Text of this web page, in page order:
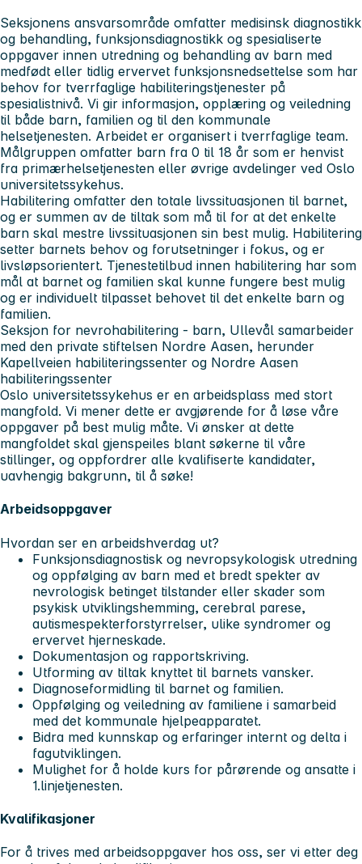
Seksjonens ansvarsområde omfatter medisinsk diagnostikk
og behandling, funksjonsdiagnostikk og spesialiserte
oppgaver innen utredning og behandling av barn med
medfødt eller tidlig ervervet funksjonsnedsettelse som har
behov for tverrfaglige habiliteringstjenester på
spesialistnivå. Vi gir informasjon, opplæring og veiledning
til både barn, familien og til den kommunale
helsetjenesten. Arbeidet er organisert i tverrfaglige team.
Målgruppen omfatter barn fra 0 til 18 år som er henvist
fra primærhelsetjenesten eller øvrige avdelinger ved Oslo
universitetssykehus.
Habilitering omfatter den totale livssituasjonen til barnet,
og er summen av de tiltak som må til for at det enkelte
barn skal mestre livssituasjonen sin best mulig. Habilitering
setter barnets behov og forutsetninger i fokus, og er
livsløpsorientert. Tjenestetilbud innen habilitering har som
mål at barnet og familien skal kunne fungere best mulig
og er individuelt tilpasset behovet til det enkelte barn og
familien.
Seksjon for nevrohabilitering - barn, Ullevål samarbeider
med den private stiftelsen Nordre Aasen, herunder
Kapellveien habiliteringssenter og Nordre Aasen
habiliteringssenter
Oslo universitetssykehus er en arbeidsplass med stort
mangfold. Vi mener dette er avgjørende for å løse våre
oppgaver på best mulig måte. Vi ønsker at dette
mangfoldet skal gjenspeiles blant søkerne til våre
stillinger, og oppfordrer alle kvalifiserte kandidater,
uavhengig bakgrunn, til å søke!
Arbeidsoppgaver
Hvordan ser en arbeidshverdag ut?
Funksjonsdiagnostisk og nevropsykologisk utredning
og oppfølging av barn med et bredt spekter av
nevrologisk betinget tilstander eller skader som
psykisk utviklingshemming, cerebral parese,
autismespekterforstyrrelser, ulike syndromer og
ervervet hjerneskade.
Dokumentasjon og rapportskriving.
Utforming av tiltak knyttet til barnets vansker.
Diagnoseformidling til barnet og familien.
Oppfølging og veiledning av familiene i samarbeid
med det kommunale hjelpeapparatet.
Bidra med kunnskap og erfaringer internt og delta i
fagutviklingen.
Mulighet for å holde kurs for pårørende og ansatte i
1.linjetjenesten.
Kvalifikasjoner
For å trives med arbeidsoppgaver hos oss, ser vi etter deg